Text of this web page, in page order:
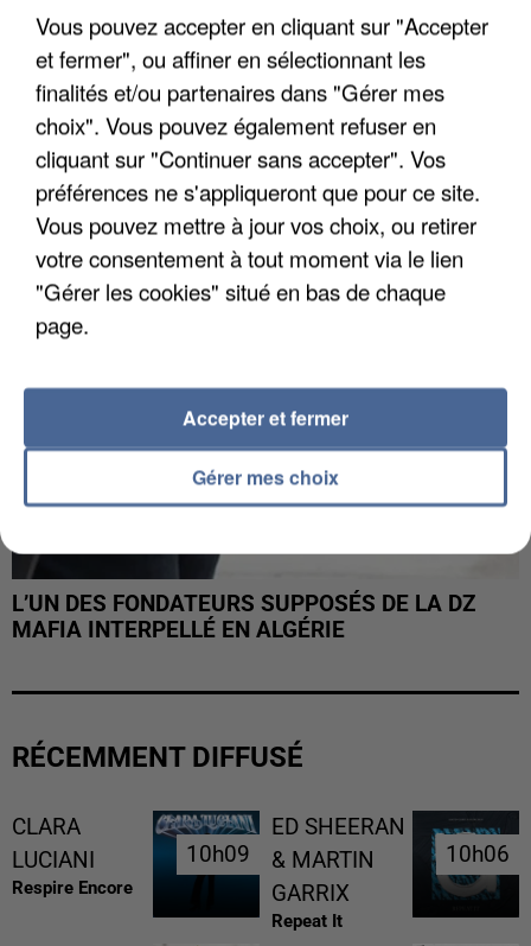
APRÈS TOUTES CES CANICULES, LES REFUGES
DE FAUNE SAUVAGE SONT...
L’UN DES FONDATEURS SUPPOSÉS DE LA DZ
MAFIA INTERPELLÉ EN ALGÉRIE
RÉCEMMENT DIFFUSÉ
CLARA
LUCIANI
Respire Encore
10h09
10h09
ED SHEERAN
& MARTIN
GARRIX
Repeat It
10h06
10h06
Vous pouvez accepter en cliquant sur "Accepter
et fermer", ou affiner en sélectionnant les
finalités et/ou partenaires dans "Gérer mes
choix". Vous pouvez également refuser en
cliquant sur "Continuer sans accepter". Vos
préférences ne s'appliqueront que pour ce site.
Vous pouvez mettre à jour vos choix, ou retirer
votre consentement à tout moment via le lien
"Gérer les cookies" situé en bas de chaque
page.
Gérer mes choix
Accepter et fermer